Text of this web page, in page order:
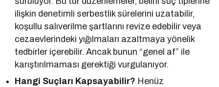
ilişkin denetimli serbestlik sürelerini uzatabilir,
koşullu salıverilme şartlarını revize edebilir veya
cezaevlerindeki yığılmaları azaltmaya yönelik
tedbirler içerebilir. Ancak bunun “genel af” ile
karıştırılmaması gerektiği vurgulanıyor.
Hangi Suçları Kapsayabilir? Henüz